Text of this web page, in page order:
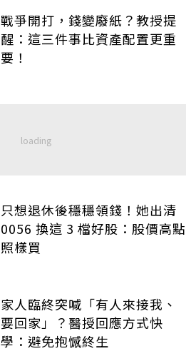
戰爭開打，錢變廢紙？教授提
醒：這三件事比資產配置更重
要！
只想退休後穩穩領錢！她出清
0056 換這 3 檔好股：股價高點
照樣買
家人臨終突喊「有人來接我、
要回家」？醫授回應方式快
學：避免抱憾終生